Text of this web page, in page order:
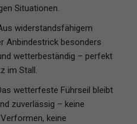
Situationen.
widerstandsfähigem
Anbindestrick besonders
wetterbeständig – perfekt
im Stall.
wetterfeste Führseil bleibt
zuverlässig – keine
keine